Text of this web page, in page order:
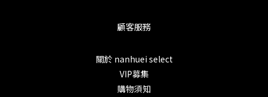
顧客服務
關於 nanhuei select
VIP募集
購物須知